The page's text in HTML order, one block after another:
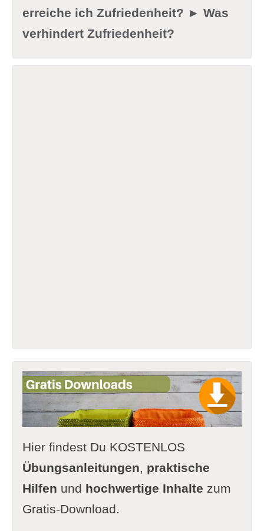
erreiche ich Zufriedenheit? ► Was
verhindert Zufriedenheit?
Hier findest Du KOSTENLOS
Übungsanleitungen, praktische
Hilfen und hochwertige Inhalte zum
Gratis-Download.